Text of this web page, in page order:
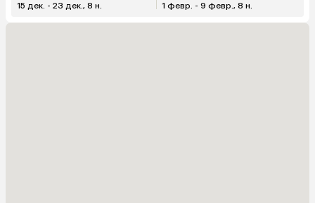
15 дек. - 23 дек., 8 н. 1 февр. - 9 февр., 8 н.